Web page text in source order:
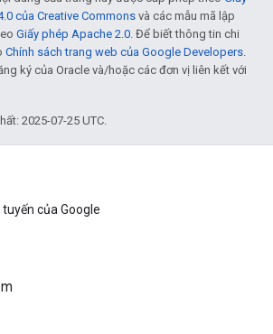
của Creative Commons và các mẫu mã lập
Giấy phép Apache 2.0. Để biết thông tin chi
Chính sách trang web của Google Developers.
ký của Oracle và/hoặc các đơn vị liên kết với
2025-07-25 UTC.
của Google